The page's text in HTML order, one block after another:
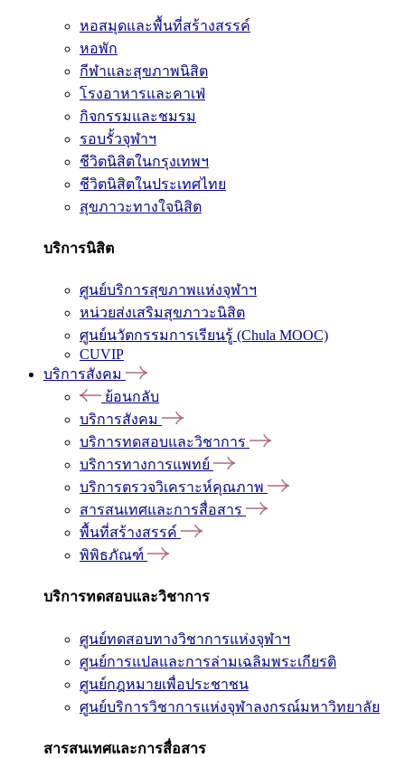
หอสมุดและพื้นที่สร้างสรรค์
หอพัก
กีฬาและสุขภาพนิสิต
โรงอาหารและคาเฟ่
กิจกรรมและชมรม
รอบรั้วจุฬาฯ
ชีวิตนิสิตในกรุงเทพฯ
ชีวิตนิสิตในประเทศไทย
สุขภาวะทางใจนิสิต
บริการนิสิต
ศูนย์บริการสุขภาพแห่งจุฬาฯ
หน่วยส่งเสริมสุขภาวะนิสิต
ศูนย์นวัตกรรมการเรียนรู้ (Chula MOOC)
CUVIP
บริการสังคม
ย้อนกลับ
บริการสังคม
บริการทดสอบและวิชาการ
บริการทางการแพทย์
บริการตรวจวิเคราะห์คุณภาพ
สารสนเทศและการสื่อสาร
พื้นที่สร้างสรรค์
พิพิธภัณฑ์
บริการทดสอบและวิชาการ
ศูนย์ทดสอบทางวิชาการแห่งจุฬาฯ
ศูนย์การแปลและการล่ามเฉลิมพระเกียรติ
ศูนย์กฎหมายเพื่อประชาชน
ศูนย์บริการวิชาการแห่งจุฬาลงกรณ์มหาวิทยาลัย
สารสนเทศและการสื่อสาร